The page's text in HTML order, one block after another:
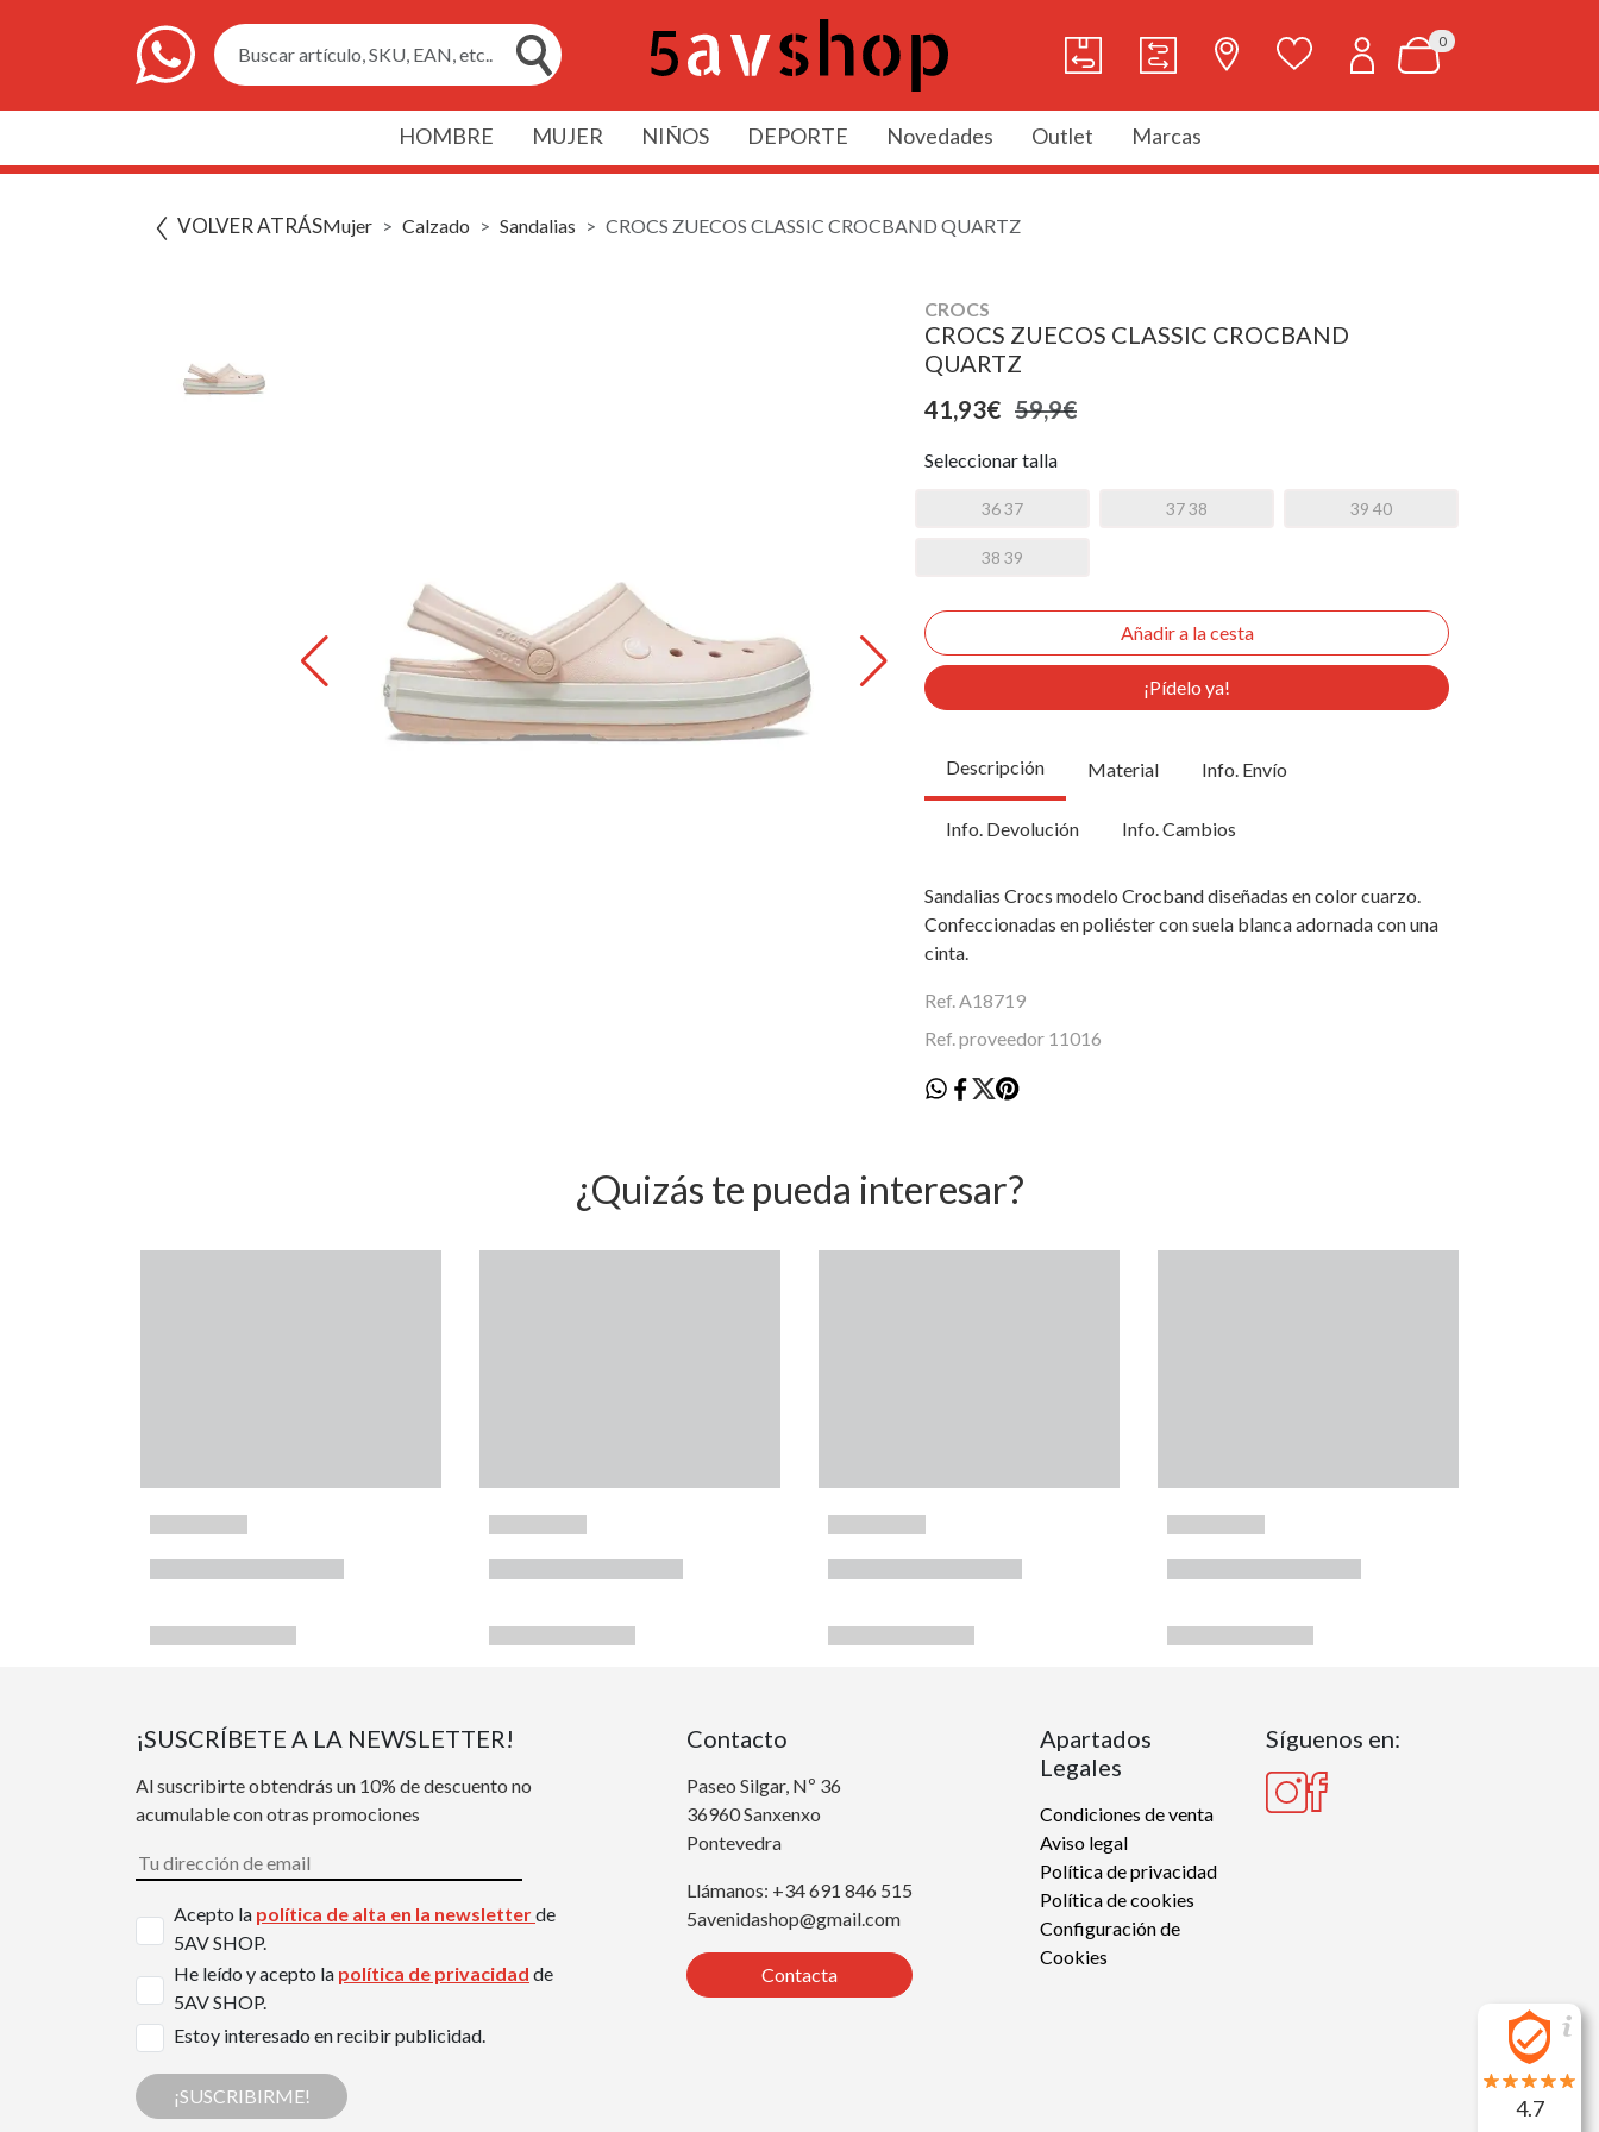
Buscar artículo, SKU, EAN, etc..
0
HOMBRE MUJER NIÑOS DEPORTE Novedades Outlet Marcas
VOLVER ATRÁSMujer Calzado Sandalias CROCS ZUECOS CLASSIC CROCBAND QUARTZ
CROCS
CROCS ZUECOS CLASSIC CROCBAND
QUARTZ
41,93€ 59,9€
Seleccionar talla
36 37 37 38 39 40
38 39
¡Pídelo ya!
Descripción Material Info. Envío
Info. Devolución Info. Cambios
Sandalias Crocs modelo Crocband diseñadas en color cuarzo.
Confeccionadas en poliéster con suela blanca adornada con una
cinta.
Ref. A18719
Ref. proveedor 11016
¿Quizás te pueda interesar?
¡SUSCRÍBETE A LA NEWSLETTER!
Al suscribirte obtendrás un 10% de descuento no
acumulable con otras promociones
Acepto la política de alta en la newsletterde
5AV SHOP.
He leído y acepto la política de privacidad de
5AV SHOP.
Estoy interesado en recibir publicidad.
¡SUSCRIBIRME!
Contacto
Paseo Silgar, Nº 36
36960 Sanxenxo
Pontevedra
Llámanos: +34 691 846 515
5avenidashop@gmail.com
Contacta
Apartados
Legales
Condiciones de venta
Aviso legal
Política de privacidad
Política de cookies
Configuración de
Cookies
Síguenos en:
4.7